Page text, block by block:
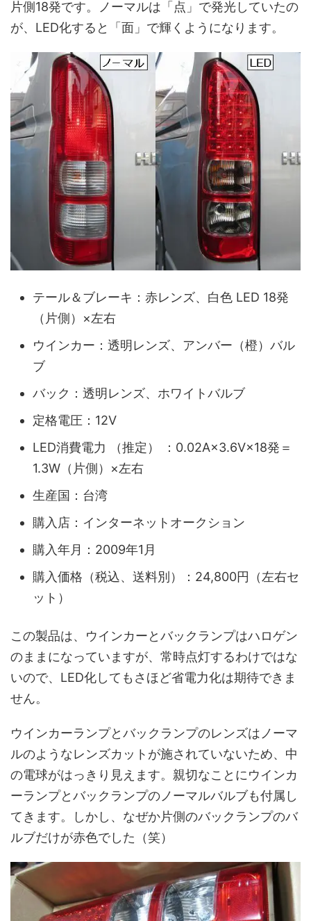
片側18発です。ノーマルは「点」で発光していたの
が、LED化すると「面」で輝くようになります。
テール＆ブレーキ：赤レンズ、白色 LED 18発
（片側）×左右
ウインカー：透明レンズ、アンバー（橙）バル
ブ
バック：透明レンズ、ホワイトバルブ
定格電圧：12V
LED消費電力 （推定） ：0.02A×3.6V×18発＝
1.3W（片側）×左右
生産国：台湾
購入店：インターネットオークション
購入年月：2009年1月
購入価格（税込、送料別）：24,800円（左右セ
ット）
この製品は、ウインカーとバックランプはハロゲン
のままになっていますが、常時点灯するわけではな
いので、LED化してもさほど省電力化は期待できま
せん。
ウインカーランプとバックランプのレンズはノーマ
ルのようなレンズカットが施されていないため、中
の電球がはっきり見えます。親切なことにウインカ
ーランプとバックランプのノーマルバルブも付属し
てきます。しかし、なぜか片側のバックランプのバ
ルブだけが赤色でした（笑）